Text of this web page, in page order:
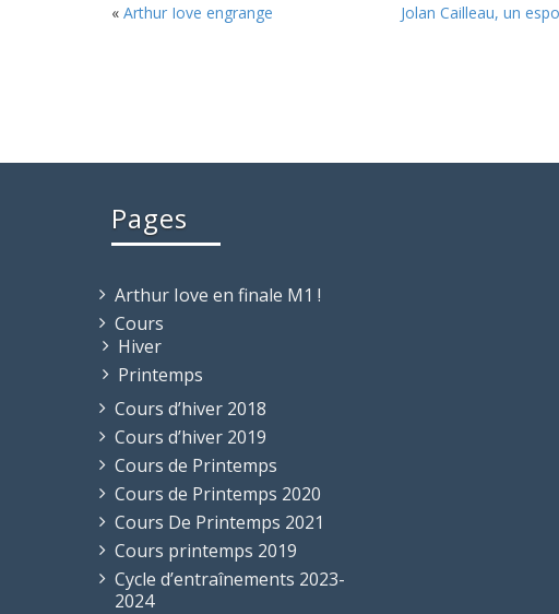
« Arthur Iove engrange Jolan Cailleau, un
Pages
Arthur Iove en finale M1 !
Cours
Hiver
Printemps
Cours d’hiver 2018
Cours d’hiver 2019
Cours de Printemps
Cours de Printemps 2020
Cours De Printemps 2021
Cours printemps 2019
Cycle d’entraînements 2023-
2024